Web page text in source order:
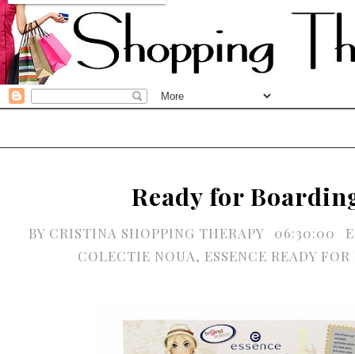
Ready for
BY CRISTINA SHOPPING THERAPY 06:30:00
COLECTIE NOUA, ESSENCE READY